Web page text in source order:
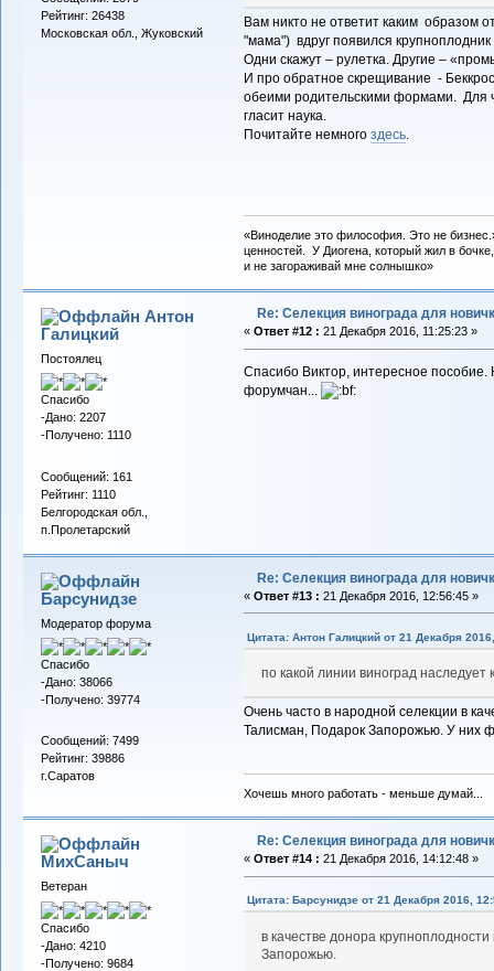
Рейтинг: 26438
Московская обл., Жуковский
Вам никто не ответит каким образом
"мама") вдруг появился
Одни скажут – рулетка. Другие –
И про обратное скрещивание -
обеими родительскими формами. Для
гласит наука.
Почитайте немного здесь.
«Виноделие это философия. Это не
ценностей. У Диогена, который жил в
и не загораживай мне солнышко»
Антон
Галицкий
Постоялец
Спасибо
-Дано: 2207
-Получено: 1110
Сообщений: 161
Рейтинг: 1110
Белгородская обл.,
п.Пролетарский
Re: Селекция винограда для
« Ответ #12 : 21 Декабря 2016, 11:25:23 »
Спасибо Виктор, интересное
форумчан...
Барсунидзе
Модератор форума
Спасибо
-Дано: 38066
-Получено: 39774
Сообщений: 7499
Рейтинг: 39886
г.Саратов
Re: Селекция винограда для
« Ответ #13 : 21 Декабря 2016, 12:56:45 »
Цитата: Антон Галицкий от 21 Декабря
по какой линии виноград наследует
Очень часто в народной селекции в
Талисман, Подарок Запорожью. У них
Хочешь много работать - меньше думай...
МихСаныч
Ветеран
Спасибо
-Дано: 4210
-Получено: 9684
Re: Селекция винограда для
« Ответ #14 : 21 Декабря 2016, 14:12:48 »
Цитата: Барсунидзе от 21 Декабря 2016,
в качестве донора
Запорожью.